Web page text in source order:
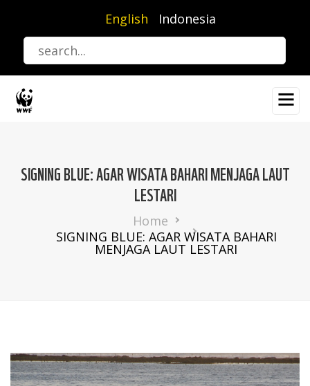
content
English Indonesia
SIGNING BLUE: AGAR WISATA BAHARI MENJAGA LAUT
LESTARI
Home
SIGNING BLUE: AGAR WISATA BAHARI
MENJAGA LAUT LESTARI